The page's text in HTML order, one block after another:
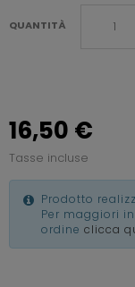
QUANTITÀ
16,50 €
Tasse incluse
Prodotto
Per maggiori
ordine clicca